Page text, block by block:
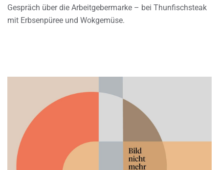
Gespräch über die Arbeitgebermarke – bei Thunfischsteak
mit Erbsenpüree und Wokgemüse.